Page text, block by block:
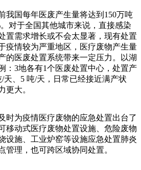
我国每年医废产生量将达到150万吨
对于全国其他城市来说，直接感染
置需求增长或不会太显著，现有处置
疫情较为严重地区，医疗废物产生量
的医废处置系统带来一定压力。以湖
：3地各有1个医废处置中心，处置产
天、5 吨/天，日常已经接近满产状
更大。
时为疫情医疗废物的应急处置出台了
移动式医疗废物处置设施、危险废物
设施、工业炉窑等设施应急处置肺炎
管理，也可跨区域协同处置。